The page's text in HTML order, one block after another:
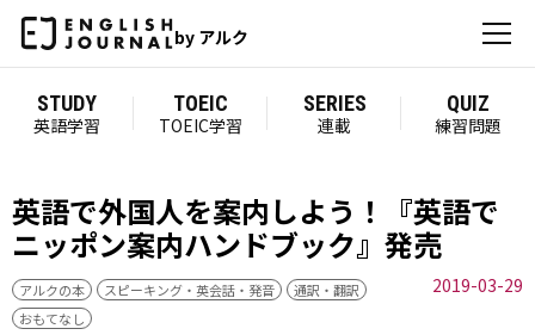
by アルク
STUDY
英語学習
TOEIC
TOEIC学習
SERIES
連載
QUIZ
練習問題
英語で外国人を案内しよう！『英語で
ニッポン案内ハンドブック』発売
アルクの本 スピーキング・英会話・発音
通訳・翻訳
おもてなし
2019-03-29